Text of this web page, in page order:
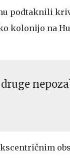
podtaknili
kolonijo na